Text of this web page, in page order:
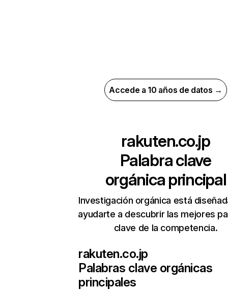
Accede a 10 años de datos →
rakuten.co.jp
Palabra clave
orgánica principal
Investigación orgánica está
ayudarte a descubrir las mejores
clave de la competencia.
rakuten.co.jp
Palabras clave orgánicas
principales